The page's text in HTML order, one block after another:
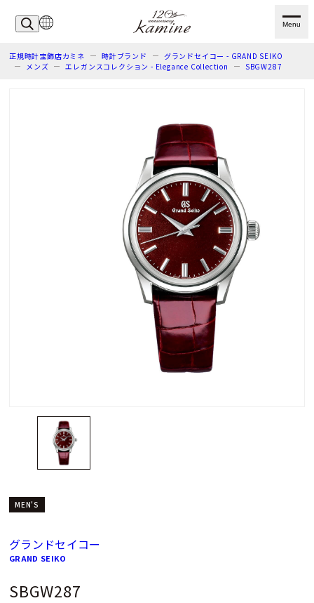
Menu
正規時計宝飾店カミネ 時計ブランド
グランドセイコー - GRAND SEIKO
メンズ
エレガンスコレクション - Elegance Collection SBGW287
MEN'S
グランドセイコー
GRAND SEIKO
SBGW287